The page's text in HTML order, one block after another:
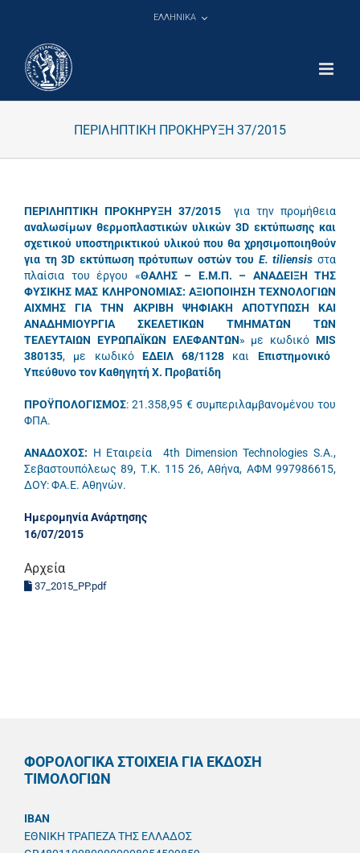
ΕΛΛΗΝΙΚΑ
ΠΕΡΙΛΗΠΤΙΚΗ ΠΡΟΚΗΡΥΞΗ 37/2015
ΠΕΡΙΛΗΠΤΙΚΗ ΠΡΟΚΗΡΥΞΗ 37/2015 για την προμήθεια
αναλωσίμων θερμοπλαστικών υλικών 3D εκτύπωσης και
σχετικού υποστηρικτικού υλικού που θα χρησιμοποιηθούν
για τη 3D εκτύπωση πρότυπων οστών του E.tiliensis στα
πλαίσια του έργου «ΘΑΛΗΣ – Ε.Μ.Π. – ΑΝΑΔΕΙΞΗ ΤΗΣ
ΦΥΣΙΚΗΣ ΜΑΣ ΚΛΗΡΟΝΟΜΙΑΣ: ΑΞΙΟΠΟΙΗΣΗ ΤΕΧΝΟΛΟΓΙΩΝ
ΑΙΧΜΗΣ ΓΙΑ ΤΗΝ ΑΚΡΙΒΗ ΨΗΦΙΑΚΗ ΑΠΟΤΥΠΩΣΗ ΚΑΙ
ΑΝΑΔΗΜΙΟΥΡΓΙΑ ΣΚΕΛΕΤΙΚΩΝ ΤΜΗΜΑΤΩΝ ΤΩΝ
ΤΕΛΕΥΤΑΙΩΝ ΕΥΡΩΠΑΪΚΩΝ ΕΛΕΦΑΝΤΩΝ» με κωδικόMIS
380135, με κωδικό ΕΔΕΙΛ68/1128 και Επιστημονικό
Υπεύθυνο τον Καθηγητή Χ. Προβατίδη
ΠΡΟΫΠΟΛΟΓΙΣΜΟΣ: 21.358,95 € συμπεριλαμβανομένου του
ΦΠΑ.
ΑΝΑΔΟΧΟΣ: Η Εταιρεία 4th Dimension Technologies S.A.,
Σεβαστουπόλεως 89, Τ.Κ. 115 26, Αθήνα, ΑΦΜ 997986615,
ΔΟΥ: ΦΑ.Ε. Αθηνών.
Ημερομηνία Ανάρτησης
16/07/2015
Αρχεία
37_2015_PP.pdf
ΦΟΡΟΛΟΓΙΚΑ ΣΤΟΙΧΕΙΑ ΓΙΑ ΕΚΔΟΣΗ
ΤΙΜΟΛΟΓΙΩΝ
IBAN
ΕΘΝΙΚΗ ΤΡΑΠΕΖΑ ΤΗΣ ΕΛΛΑΔΟΣ